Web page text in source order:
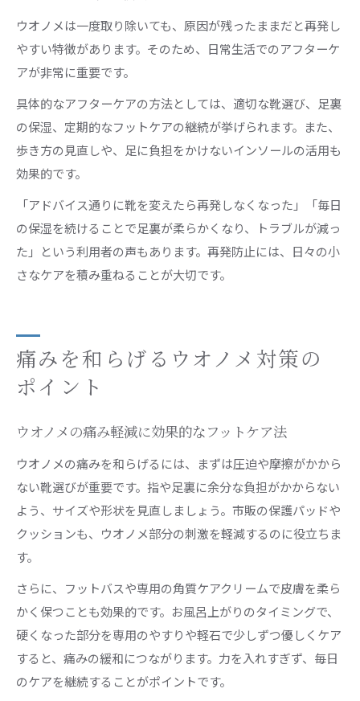
ウオノメは一度取り除いても、原因が残ったままだと再発し
やすい特徴があります。そのため、日常生活でのアフターケ
アが非常に重要です。
具体的なアフターケアの方法としては、適切な靴選び、足裏
の保湿、定期的なフットケアの継続が挙げられます。また、
歩き方の見直しや、足に負担をかけないインソールの活用も
効果的です。
「アドバイス通りに靴を変えたら再発しなくなった」「毎日
の保湿を続けることで足裏が柔らかくなり、トラブルが減っ
た」という利用者の声もあります。再発防止には、日々の小
さなケアを積み重ねることが大切です。
痛みを和らげるウオノメ対策の
ポイント
ウオノメの痛み軽減に効果的なフットケア法
ウオノメの痛みを和らげるには、まずは圧迫や摩擦がかから
ない靴選びが重要です。指や足裏に余分な負担がかからない
よう、サイズや形状を見直しましょう。市販の保護パッドや
クッションも、ウオノメ部分の刺激を軽減するのに役立ちま
す。
さらに、フットバスや専用の角質ケアクリームで皮膚を柔ら
かく保つことも効果的です。お風呂上がりのタイミングで、
硬くなった部分を専用のやすりや軽石で少しずつ優しくケア
すると、痛みの緩和につながります。力を入れすぎず、毎日
のケアを継続することがポイントです。